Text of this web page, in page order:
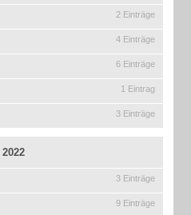
2 Einträge
4 Einträge
6 Einträge
1 Eintrag
3 Einträge
2022
3 Einträge
9 Einträge